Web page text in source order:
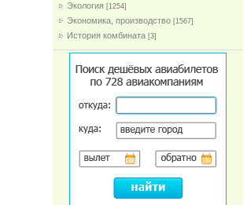
Экология [1254]
Экономика, производство [1567]
История комбината [3]